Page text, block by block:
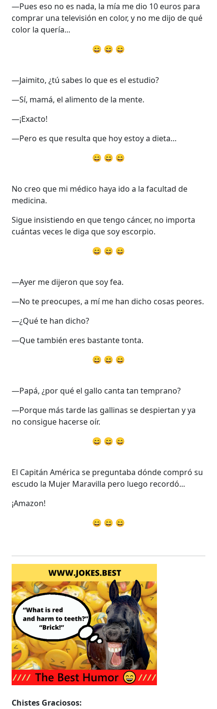
—Pues eso no es nada, la mía me dio 10 euros para
comprar una televisión en color, y no me dijo de qué
color la quería...
😄 😄 😄
—Jaimito, ¿tú sabes lo que es el estudio?
—Sí, mamá, el alimento de la mente.
—¡Exacto!
—Pero es que resulta que hoy estoy a dieta…
😄 😄 😄
No creo que mi médico haya ido a la facultad de
medicina.
Sigue insistiendo en que tengo cáncer, no importa
cuántas veces le diga que soy escorpio.
😄 😄 😄
—Ayer me dijeron que soy fea.
—No te preocupes, a mí me han dicho cosas peores.
—¿Qué te han dicho?
—Que también eres bastante tonta.
😄 😄 😄
—Papá, ¿por qué el gallo canta tan temprano?
—Porque más tarde las gallinas se despiertan y ya
no consigue hacerse oír.
😄 😄 😄
El Capitán América se preguntaba dónde compró su
escudo la Mujer Maravilla pero luego recordó...
¡Amazon!
😄 😄 😄
Chistes Graciosos: